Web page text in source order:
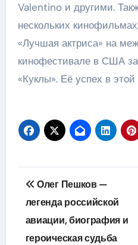
Valentino и другими.
нескольких
«Лучшая актриса» на
кинофестивале в США
«Куклы». Её успех в
Навигация
по
записям
Олег Пешков —
легенда российской
авиации, биография и
героическая судьба